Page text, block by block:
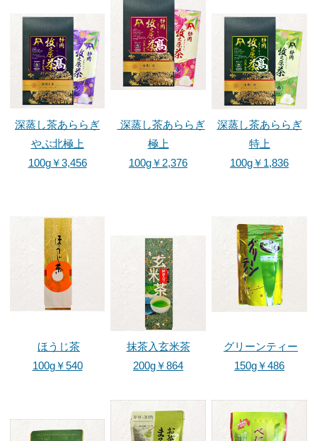
深蒸し茶あららぎ
やぶ北極上
100g￥3,456
深蒸し茶あららぎ
極上
100g￥2,376
深蒸し茶あららぎ
特上
100g￥1,836
ほうじ茶
100g￥540
抹茶入玄米茶
200g￥864
グリーンティー
150g￥486